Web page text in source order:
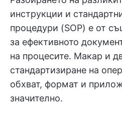
инструкции и
процедури (SOP) е от
за ефективното
на процесите. Макар и
стандартизиране на
обхват, формат и
значително.